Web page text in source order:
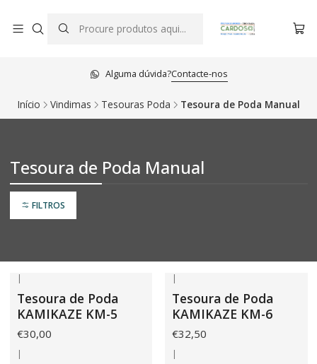
Alguma dúvida?Contacte-nos
Início Vindimas Tesouras Poda Tesoura de Poda Manual
Tesoura de Poda Manual
FILTROS
|
Tesoura de Poda
KAMIKAZE KM-5
€30,00
|
Tesoura de Poda
KAMIKAZE KM-6
€32,50
| |